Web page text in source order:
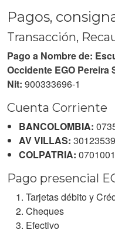
Pagos,
Transacción,
Pago a Nombre de:
Occidente EGO Pereira
Nit: 900333696-1
Cuenta Corriente
BANCOLOMBIA:
AV VILLAS:
COLPATRIA:
Pago presencial
Tarjetas débito y
Cheques
Efectivo